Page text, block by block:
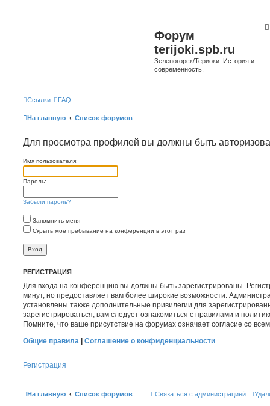
Форум
terijoki.spb.ru
Зеленогорск/Териоки. История и
современность.
Ссылки FAQ
На главную Список форумов
Для просмотра профилей вы должны быть
Имя пользователя:
Пароль:
Забыли пароль?
Запомнить меня
Скрыть моё пребывание на конференции в этот раз
РЕГИСТРАЦИЯ
Для входа на конференцию вы должны быть зарегистрированы.
минут, но предоставляет вам более широкие возможности.
установлены также дополнительные привилегии для
зарегистрироваться, вам следует ознакомиться с правилами и
Помните, что ваше присутствие на форумах означает согласие со
Общие правила
Соглашение о конфиденциальности
Регистрация
На главную Список форумов Связаться с администрацией